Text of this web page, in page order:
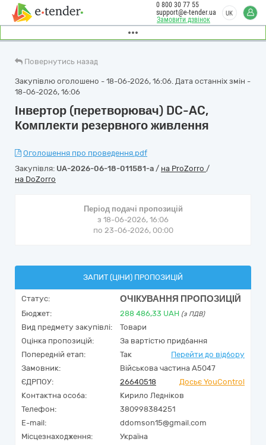
Замовити дзвінок
0 800 30 77 55
support@e-tender.ua
UK
Повернутись назад
Закупівлю оголошено - 18-06-2026, 16:06. Дата останніх змін -
18-06-2026, 16:06
Інвертор (перетворювач) DC-AC,
Комплекти резервного живлення
Оголошення про проведення.pdf
Закупівля: UA-2026-06-18-011581-a / на ProZorro /
на DoZorro
Період подачі пропозицій
з 18-06-2026, 16:06
по 23-06-2026, 00:00
ЗАПИТ (ЦІНИ) ПРОПОЗИЦІЙ
Статус: ОЧІКУВАННЯ ПРОПОЗИЦІЙ
Бюджет: 288 486,33 UAH (з ПДВ)
Вид предмету закупівлі:
Товари
Оцінка пропозицій:
За вартістю придбання
Попередній етап:
Так
Перейти до відбору
Замовник:
Військова частина А5047
ЄДРПОУ:
26640518
Досьє YouControl
Контактна особа:
Кирило Ледніков
Телефон:
380998384251
E-mail:
ddomson15@gmail.com
Місцезнаходження:
Україна